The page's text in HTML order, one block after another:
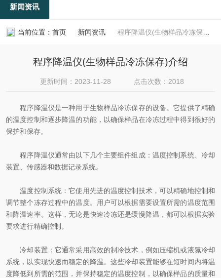
新闻资讯
当前位置： 首页 新闻资讯 程序降温仪(生物样品冷冻保存)介绍
程序降温仪(生物样品冷冻保存)介绍
更新时间：2023-11-28 点击次数：2018
程序降温仪是一种用于生物样品冷冻保存的设备。它提供了精确
的温度控制和逐步降温的功能，以确保样品在冷冻过程中得到很好的
保护和保存。
程序降温仪通常由以下几个主要组件组成：温度控制系统、冷却
装置、传感器和数据记录系统。
温度控制系统：它使用先进的温度控制技术，可以精确地控制和
调节整个冻存过程中的温度。用户可以根据需要设置所需的温度范围
和降温速率。这样，无论是快速冷冻还是缓慢降温，都可以根据实验
要求进行精确控制。
冷却装置：它通常采用高效的制冷技术，例如压缩机或液氮冷却
系统，以实现快速而稳定的降温。这些冷却装置能够在短时间内将温
度降低到所需的范围，并保持稳定的温度控制，以确保样品的质量和